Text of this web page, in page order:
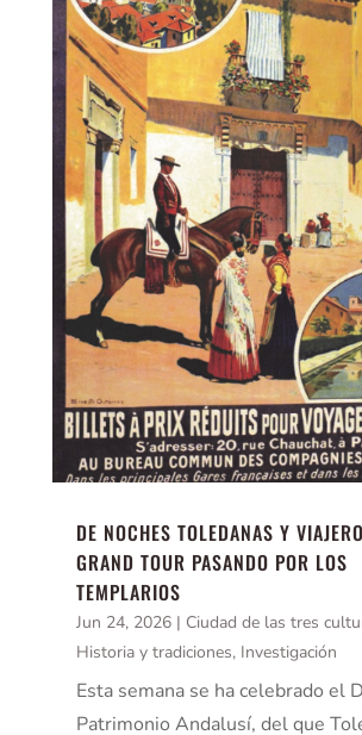
DE NOCHES TOLEDANAS Y
GRAND TOUR PASANDO POR LOS
TEMPLARIOS
Jun 24, 2026| Ciudad de las tres
Historia y tradiciones, Investigación
Esta semana se ha celebrado el
Patrimonio Andalusí, del que